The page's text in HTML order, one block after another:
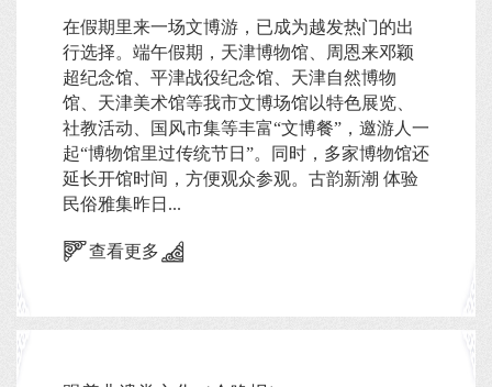
在假期里来一场文博游，已成为越发热门的出
行选择。端午假期，天津博物馆、周恩来邓颖
超纪念馆、平津战役纪念馆、天津自然博物
馆、天津美术馆等我市文博场馆以特色展览、
社教活动、国风市集等丰富“文博餐”，邀游人一
起“博物馆里过传统节日”。同时，多家博物馆还
延长开馆时间，方便观众参观。古韵新潮 体验
民俗雅集昨日...
查看更多